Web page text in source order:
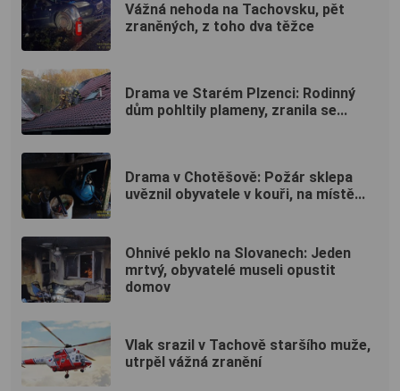
Vážná nehoda na Tachovsku, pět
zraněných, z toho dva těžce
Drama ve Starém Plzenci: Rodinný
dům pohltily plameny, zranila se...
Drama v Chotěšově: Požár sklepa
uvěznil obyvatele v kouři, na místě...
Ohnivé peklo na Slovanech: Jeden
mrtvý, obyvatelé museli opustit
domov
Vlak srazil v Tachově staršího muže,
utrpěl vážná zranění